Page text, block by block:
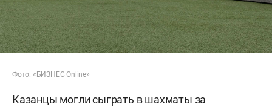
Фото: «БИЗНЕС Online»
Казанцы могли сыграть в шахматы за